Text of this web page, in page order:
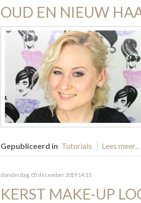
OUD EN NIEUW
Gepubliceerd in Tutorials Lees meer...
donderdag, 05 december 2019 14:15
KERST MAKE-UP